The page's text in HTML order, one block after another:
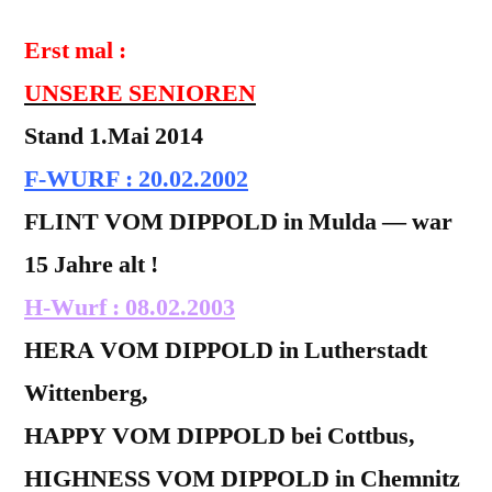
Erst mal :
UNSERE SENIOREN
Stand 1.Mai 2014
F-WURF : 20.02.2002
FLINT VOM DIPPOLD in Mulda — war
15 Jahre alt !
H-Wurf : 08.02.2003
HERA VOM DIPPOLD in Lutherstadt
Wittenberg,
HAPPY VOM DIPPOLD bei Cottbus,
HIGHNESS VOM DIPPOLD in Chemnitz